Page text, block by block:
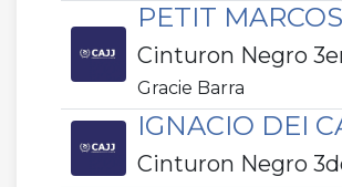
PETIT MARCOS
Cinturon Negro
Gracie Barra
IGNACIO DEI
Cinturon Negro